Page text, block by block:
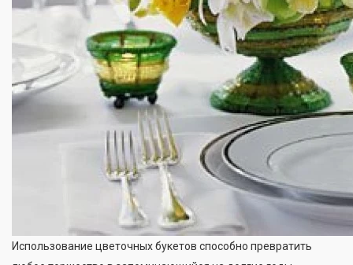
Использование цветочных букетов способно превратить